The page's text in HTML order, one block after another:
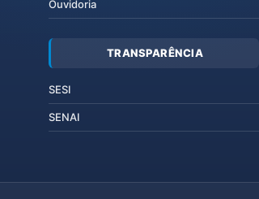
Ouvidoria
TRANSPARÊNCIA
SESI
SENAI